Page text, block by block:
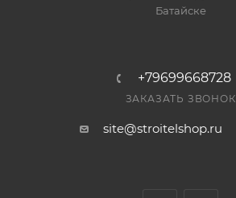
Батайске
+79699668728
ЗАКАЗАТЬ ЗВОНОК
site@stroitelshop.ru